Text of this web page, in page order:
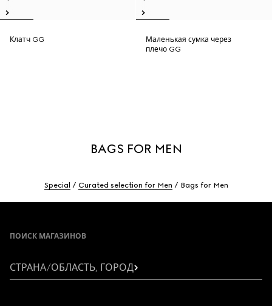
Клатч GG
Маленькая сумка через
плечо GG
BAGS FOR MEN
Special Curated selection for Men Bags for Men
ПОИСК МАГАЗИНОВ
СТРАНА/ОБЛАСТЬ, ГОРОД